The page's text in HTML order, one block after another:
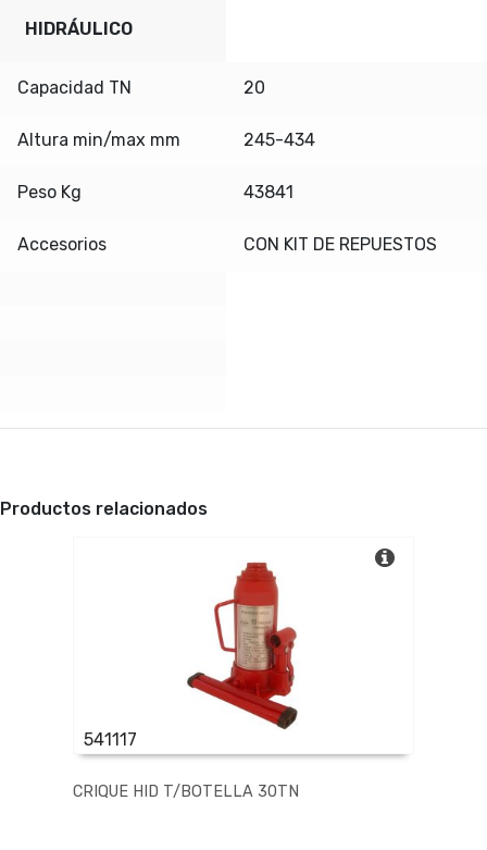
HIDRÁULICO
Capacidad TN 20
Altura min/max mm 245-434
Peso Kg 43841
Accesorios CON KIT DE REPUESTOS
Productos relacionados
541117
CRIQUE HID T/BOTELLA 30TN